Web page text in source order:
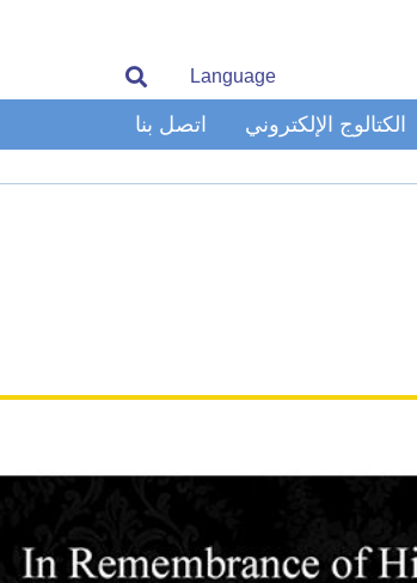
Language
الكتالوج الإلكتروني اتصل بنا